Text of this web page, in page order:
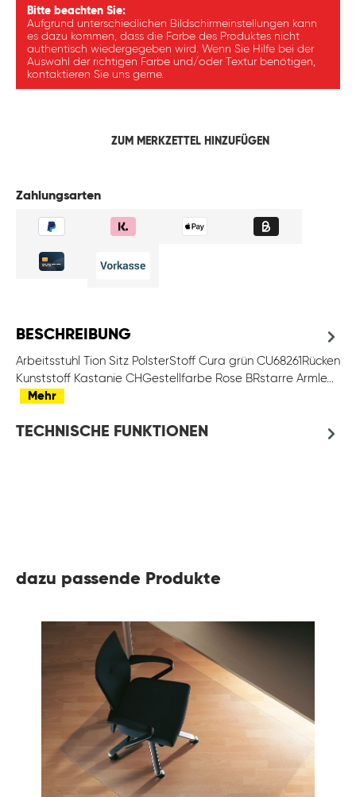
Bitte beachten Sie:
Aufgrund unterschiedlichen Bildschirmeinstellungen kann
es dazu kommen, dass die Farbe des Produktes nicht
authentisch wiedergegeben wird. Wenn Sie Hilfe bei der
Auswahl der richtigen Farbe und/oder Textur benötigen,
kontaktieren Sie uns gerne.
ZUM MERKZETTEL HINZUFÜGEN
Zahlungsarten
BESCHREIBUNG
Arbeitsstuhl Tion Sitz PolsterStoff Cura grün CU68261Rücken
Kunststoff Kastanie CHGestellfarbe Rose BRstarre Armle…
Mehr
TECHNISCHE FUNKTIONEN
dazu passende Produkte